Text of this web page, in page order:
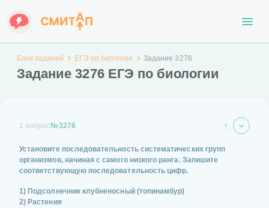
Банк заданий ЕГЭ по биологии Задание 3276
Задание 3276 ЕГЭ по биологии
1 вопрос №3276
Установите последовательность систематических групп
организмов, начиная с самого низкого ранга. Запишите
соответствующую последовательность цифр.
1) Подсолнечник клубненосный (топинамбур)
2) Растения